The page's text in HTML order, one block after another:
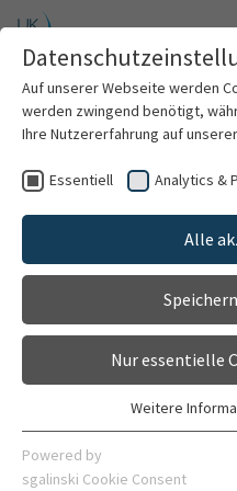
Zum Hauptinhalt
Patienten & Besucher
Kliniken & Institute
Forschung
Karriere
Suche
Alle Ergebnisse (27)
27 Ergebnisse für
'Denkinger'
Auf unserer Webseite werden
werden zwingend benötigt,
Ihre Nutzererfahrung auf
Essentiell Analytics &
Alle
Nur essentielle
Essentielle Cookies werden
Webseite benötigt. Dadurch
Weitere
Powered by
sgalinski Cookie Consent